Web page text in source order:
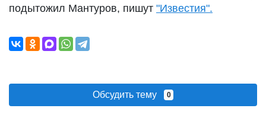
подытожил Мантуров, пишут "Известия".
Обсудить тему 0